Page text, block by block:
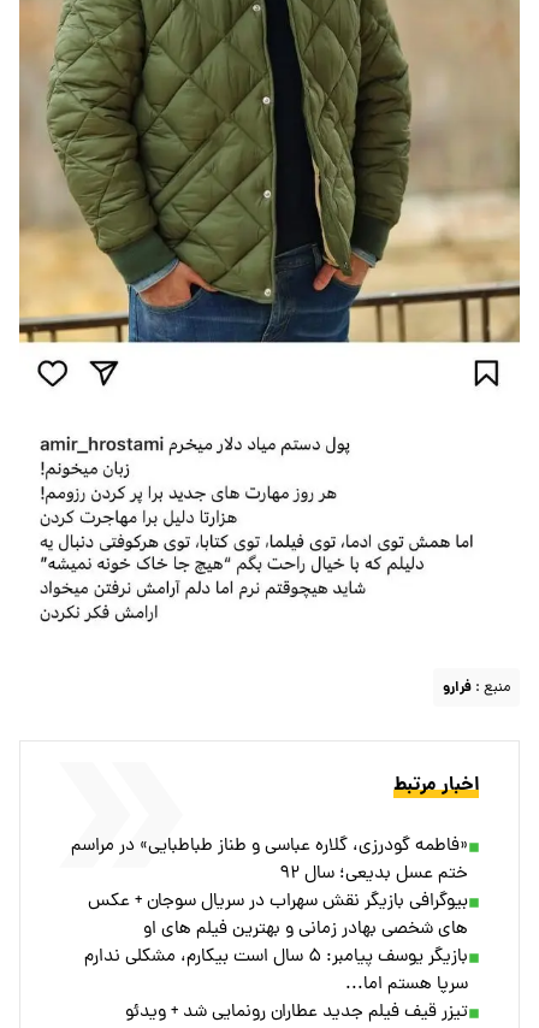
منبع : فرارو
اخبار مرتبط
«فاطمه گودرزی، گلاره عباسی و طناز طباطبایی» در مراسم
ختم عسل بدیعی؛ سال ۹۲
بیوگرافی بازیگر نقش سهراب در سریال سوجان + عکس
های شخصی بهادر زمانی و بهترین فیلم های او
بازیگر یوسف پیامبر: ۵ سال است بیکارم، مشکلی ندارم
سرپا هستم اما...
تیزر قیف فیلم جدید عطاران رونمایی شد + ویدئو